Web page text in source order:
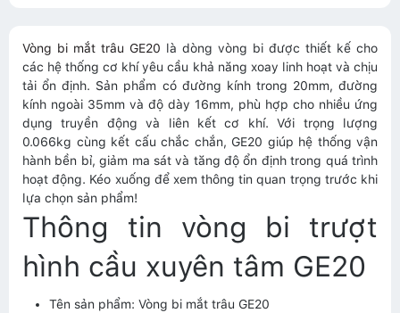
Vòng bi mắt trâu GE20 là dòng vòng bi được thiết kế cho
các hệ thống cơ khí yêu cầu khả năng xoay linh hoạt và chịu
tải ổn định. Sản phẩm có đường kính trong 20mm, đường
kính ngoài 35mm và độ dày 16mm, phù hợp cho nhiều ứng
dụng truyền động và liên kết cơ khí. Với trọng lượng
0.066kg cùng kết cấu chắc chắn, GE20 giúp hệ thống vận
hành bền bỉ, giảm ma sát và tăng độ ổn định trong quá trình
hoạt động. Kéo xuống để xem thông tin quan trọng trước khi
lựa chọn sản phẩm!
Thông tin vòng bi trượt
hình cầu xuyên tâm GE20
Tên sản phẩm: Vòng bi mắt trâu GE20